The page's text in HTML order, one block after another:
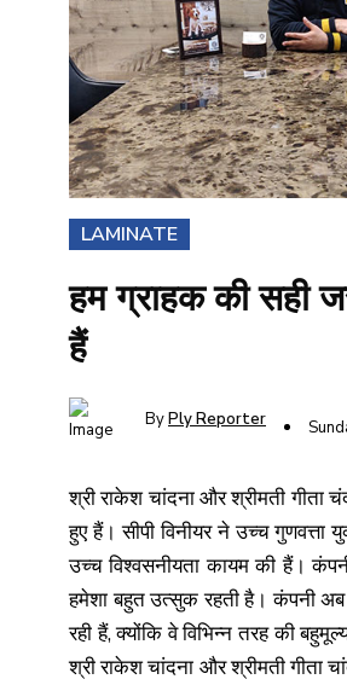
LAMINATE
हम ग्राहक की सही
हैं
ByPly Reporter
श्री राकेश चांदना और श्रीमती गीता
हुए हैं। सीपी विनीयर ने उच्च
उच्च विश्वसनीयता कायम की हैं।
हमेशा बहुत उत्सुक रहती है। कंपनी अब
रही हैं, क्योंकि वे विभिन्न तरह की
श्री राकेश चांदना और श्रीमती गीता